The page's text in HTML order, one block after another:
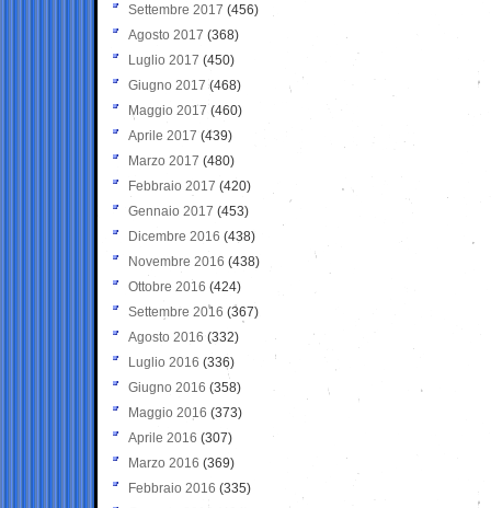
Settembre 2017 (456)
Agosto 2017 (368)
Luglio 2017 (450)
Giugno 2017 (468)
Maggio 2017 (460)
Aprile 2017 (439)
Marzo 2017 (480)
Febbraio 2017 (420)
Gennaio 2017 (453)
Dicembre 2016 (438)
Novembre 2016 (438)
Ottobre 2016 (424)
Settembre 2016 (367)
Agosto 2016 (332)
Luglio 2016 (336)
Giugno 2016 (358)
Maggio 2016 (373)
Aprile 2016 (307)
Marzo 2016 (369)
Febbraio 2016 (335)